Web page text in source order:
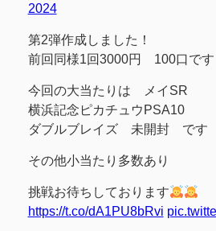
2024
第2弾作成しました！
前回同様1回3000円 100口です
今回の大当たりは メイSR
横浜記念ピカチュウPSA10
ダブルブレイズ 未開封 です
その他小当たり多数あり
挑戦お待ちしております
https://t.co/dA1PU8bRvi